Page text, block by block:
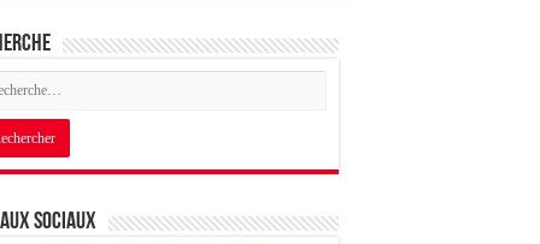
sociaux